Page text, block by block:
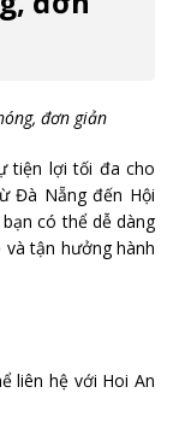
đơn giản
tiện lợi tối đa cho
Đà Nẵng đến Hội
có thể dễ dàng
tận hưởng hành
liên hệ với Hoi An